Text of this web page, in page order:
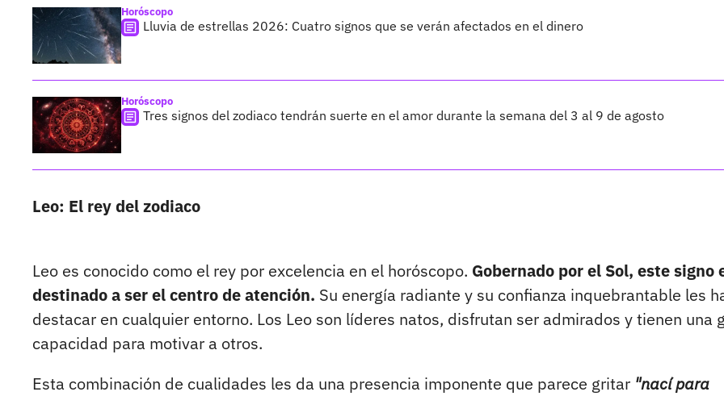
Horóscopo
Lluvia de estrellas 2026: Cuatro signos que se verán afectados en el dinero
Horóscopo
Tres signos del zodiaco tendrán suerte en el amor durante la semana del 3 al 9 de agosto
Leo: El rey del zodiaco
Leo es conocido como el rey por excelencia en el horóscopo. Gobernado por el Sol, este signo
destinado a ser el centro de atención. Su energía radiante y su confianza inquebrantable les
destacar en cualquier entorno. Los Leo son líderes natos, disfrutan ser admirados y tienen una
capacidad para motivar a otros.
Esta combinación de cualidades les da una presencia imponente que parece gritar "nací para